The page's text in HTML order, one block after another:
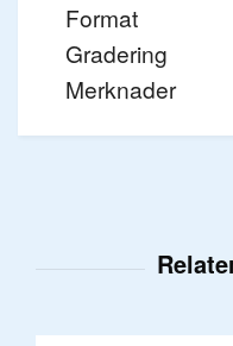
Format
Gradering
Merknader